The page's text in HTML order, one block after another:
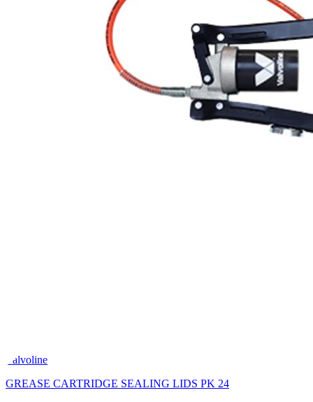
Valvoline
GREASE CARTRIDGE SEALING LIDS PK 24